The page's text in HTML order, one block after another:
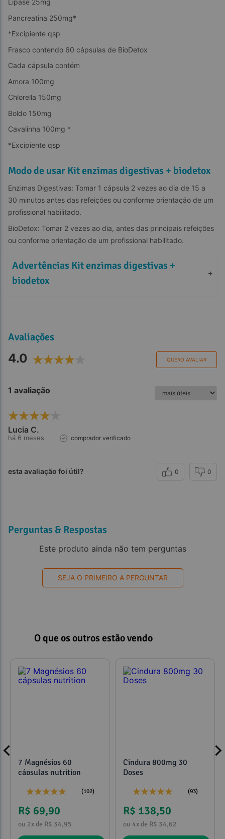
Lipase 25mg
Pancreatina 250mg*
*Excipiente qsp
Frasco contendo 60 cápsulas de BioDetox
Cada cápsula contém
Amora 100mg
Chlorella 150mg
Boldo 150mg
Cavalinha 100mg *
*Excipiente qsp
Modo de usar Kit enzimas digestivas + biodetox
Enzimas Digestivas: Tomar 1 cápsula 2 vezes ao dia de 15 a
30 minutos antes das refeições ou conforme orientação de um
profissional habilitado.
BioDetox: Tomar 2 vezes ao dia, antes das principais refeições
ou conforme orientação de um profissional habilitado.
Advertências Kit enzimas digestivas +
biodetox
+
Avaliações
4.0 QUERO AVALIAR
1 avaliação
Lucia C.
há 6 meses comprador verificado
esta avaliação foi útil? 0 0
Perguntas & Respostas
Este produto ainda não tem perguntas
SEJA O PRIMEIRO A PERGUNTAR
O que os outros estão vendo
7 Magnésios 60
cápsulas nutrition
(102)
R$ 69,90
ou 2x de R$ 34,95
Cindura 800mg 30
Doses
(93)
R$ 138,50
ou 4x de R$ 34,62